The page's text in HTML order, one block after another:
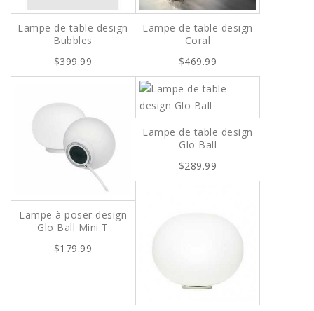
Lampe de table design
Bubbles
$399.99
Lampe de table design
Coral
$469.99
Lampe à poser design
Glo Ball Mini T
$179.99
Lampe de table design
Glo Ball
$289.99